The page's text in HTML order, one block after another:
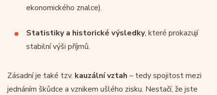
ekonomického znalce).
Statistiky a historické výsledky, které prokazují
stabilní výši příjmů.
Zásadní je také tzv. kauzální vztah – tedy spojitost mezi
jednáním škůdce a vznikem ušlého zisku. Nestačí, že jste